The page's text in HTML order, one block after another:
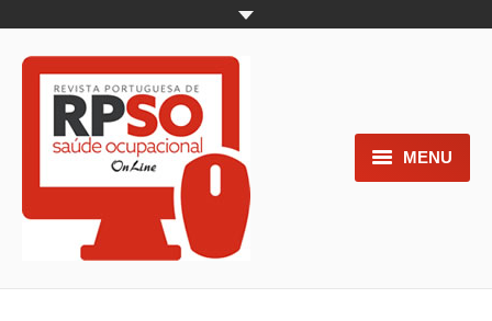
MENU
Home